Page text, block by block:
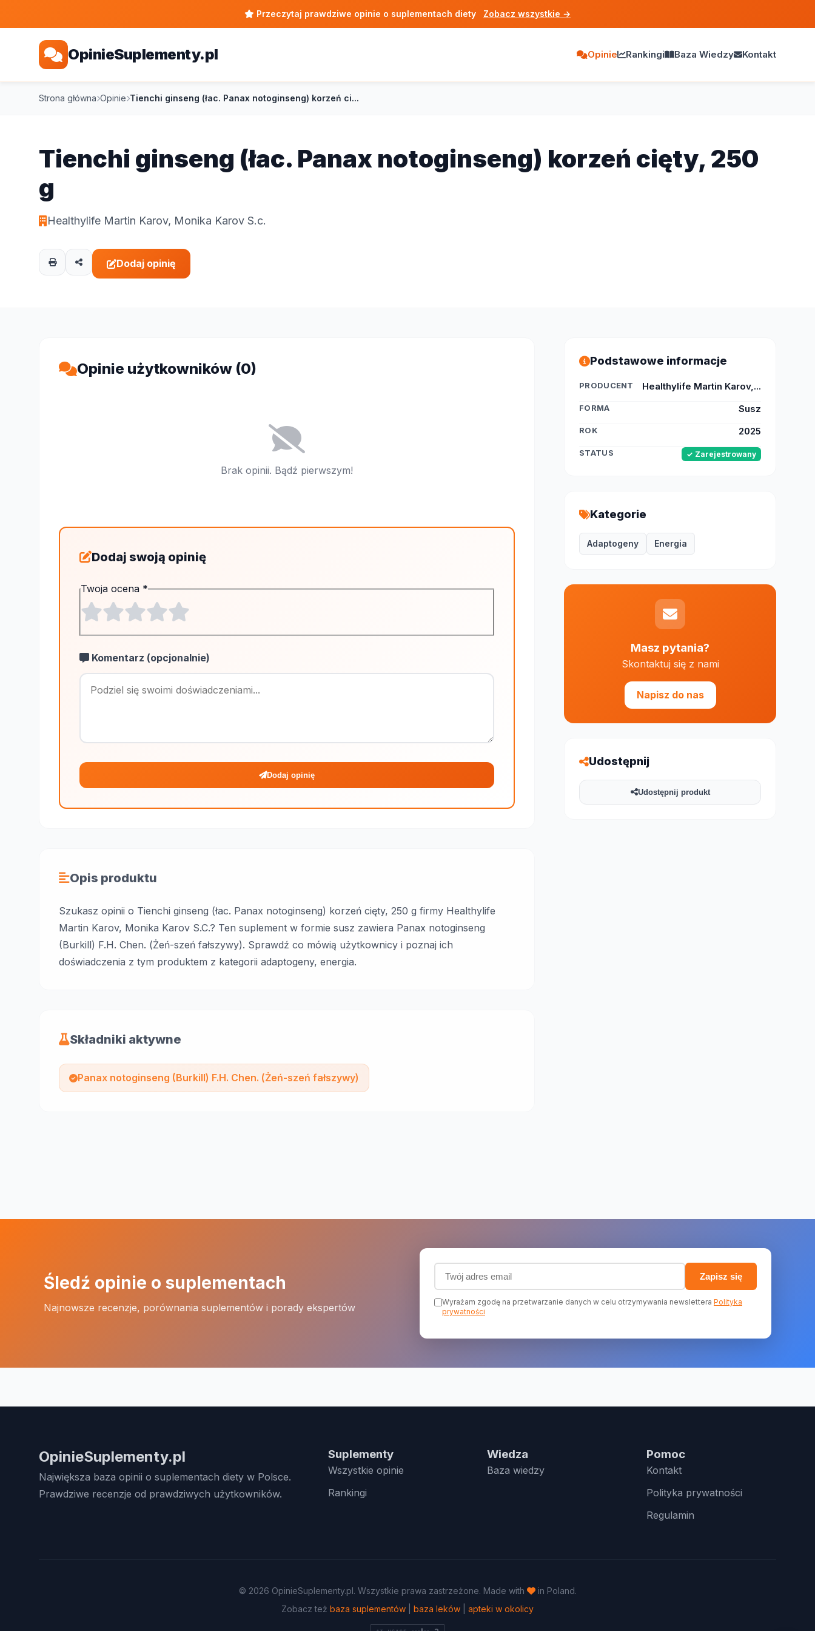
Przeczytaj prawdziwe opinie o suplementach diety Zobacz wszystkie →
OpinieSuplementy.pl Opinie Rankingi Baza Wiedzy Kontakt
Strona główna Opinie Tienchi ginseng (łac. Panax notoginseng) korzeń ci...
Tienchi ginseng (łac. Panax notoginseng) korzeń cięty, 250
g
Healthylife Martin Karov, Monika Karov S.c.
Dodaj opinię
Opinie użytkowników (0)
Brak opinii. Bądź pierwszym!
Dodaj swoją opinię
Twoja ocena *
Komentarz (opcjonalnie)
Maksymalnie 1000 znaków
Dodaj opinię
Opis produktu
Szukasz opinii o Tienchi ginseng (łac. Panax notoginseng) korzeń cięty, 250 g firmy Healthylife
Martin Karov, Monika Karov S.C.? Ten suplement w formie susz zawiera Panax notoginseng
(Burkill) F.H. Chen. (Żeń-szeń fałszywy). Sprawdź co mówią użytkownicy i poznaj ich
doświadczenia z tym produktem z kategorii adaptogeny, energia.
Składniki aktywne
Panax notoginseng (Burkill) F.H. Chen. (Żeń-szeń fałszywy)
Podstawowe informacje
PRODUCENT Healthylife Martin Karov,...
FORMA Susz
ROK 2025
STATUS ✓ Zarejestrowany
Kategorie
Adaptogeny Energia
Masz pytania?
Skontaktuj się z nami
Napisz do nas
Udostępnij
Udostępnij produkt
Śledź opinie o suplementach
Najnowsze recenzje, porównania suplementów i porady ekspertów
Adres email (wymagany)
Zapisz się
Wyrażam zgodę na przetwarzanie danych w celu otrzymywania newslettera Polityka
prywatności
OpinieSuplementy.pl
Największa baza opinii o suplementach diety w Polsce.
Prawdziwe recenzje od prawdziwych użytkowników.
Suplementy
Wszystkie opinie
Rankingi
Wiedza
Baza wiedzy
Pomoc
Kontakt
Polityka prywatności
Regulamin
© 2026 OpinieSuplementy.pl. Wszystkie prawa zastrzeżone. Made with
in Poland.
Zobacz też baza suplementów baza leków apteki w okolicy